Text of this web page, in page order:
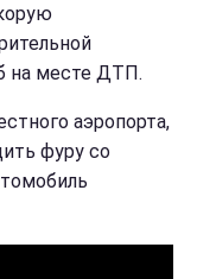
на месте ДТП.
аэропорта,
фуру со